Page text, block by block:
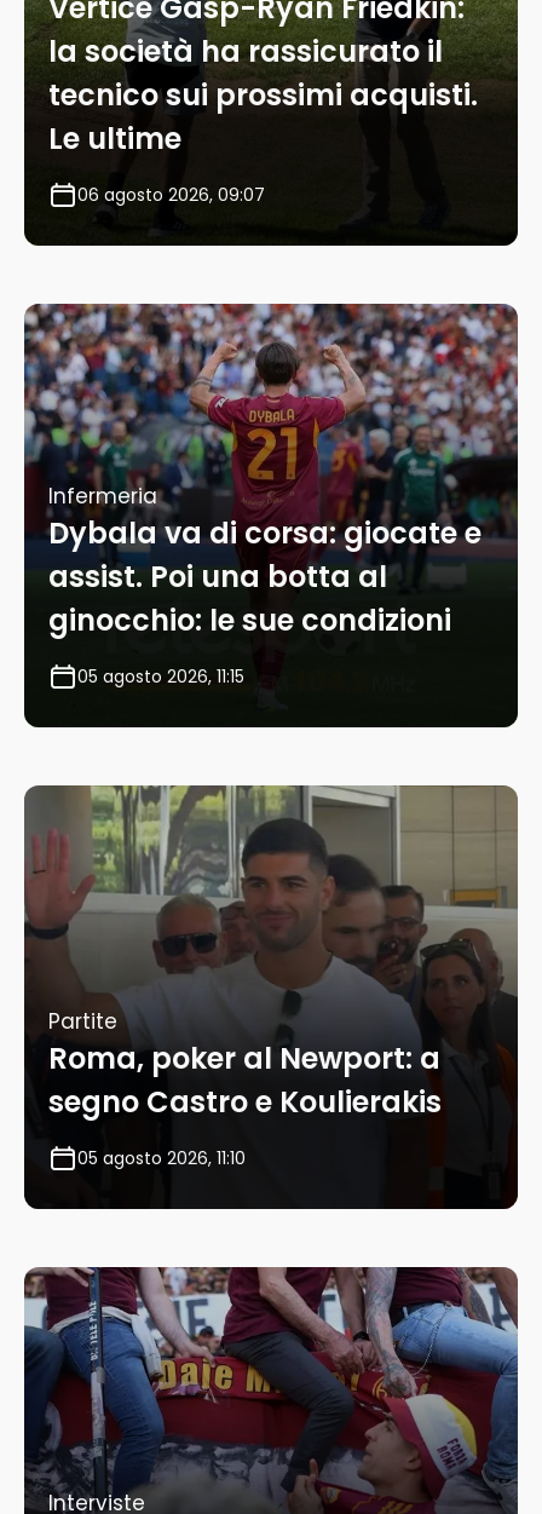
Vertice Gasp-Ryan Friedkin:
la società ha rassicurato il
tecnico sui prossimi acquisti.
Le ultime
06 agosto 2026, 09:07
Infermeria
Dybala va di corsa: giocate e
assist. Poi una botta al
ginocchio: le sue condizioni
05 agosto 2026, 11:15
Partite
Roma, poker al Newport: a
segno Castro e Koulierakis
05 agosto 2026, 11:10
Interviste